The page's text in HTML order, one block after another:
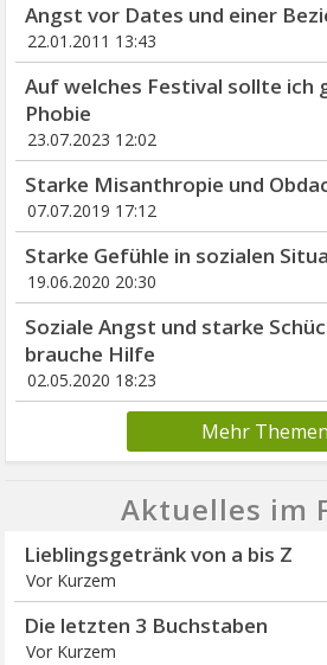
Angst vor Dates und einer
22.01.2011 13:43
Auf welches Festival sollte ich
Phobie
23.07.2023 12:02
Starke Misanthropie und
07.07.2019 17:12
Starke Gefühle in sozialen
19.06.2020 20:30
Soziale Angst und starke
brauche Hilfe
02.05.2020 18:23
Mehr Themen
Aktuelles im
Lieblingsgetränk von a bis Z
Vor Kurzem
Die letzten 3 Buchstaben
Vor Kurzem